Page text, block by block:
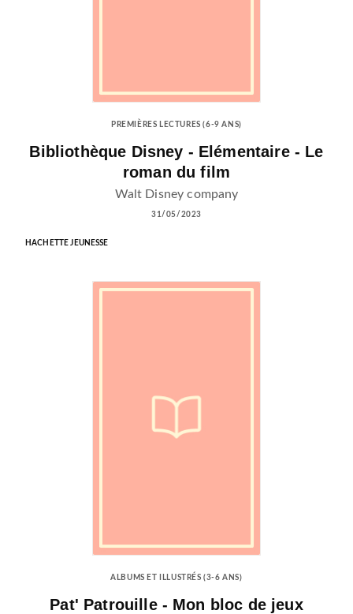
PREMIÈRES LECTURES (6-9 ANS)
Bibliothèque Disney - Elémentaire - Le
roman du film
Walt Disney company
31/05/2023
HACHETTE JEUNESSE
ALBUMS ET ILLUSTRÉS (3-6 ANS)
Pat' Patrouille - Mon bloc de jeux